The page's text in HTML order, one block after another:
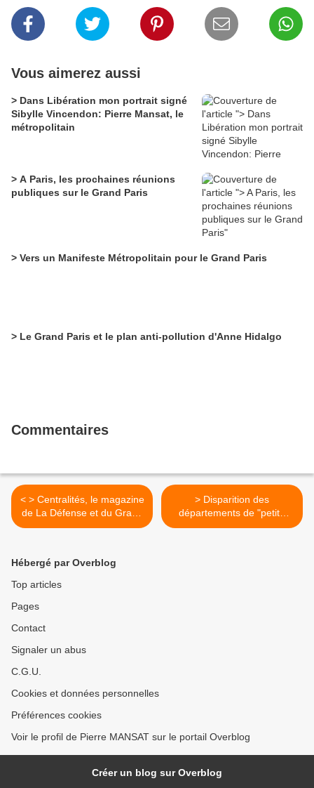
Vous aimerez aussi
> Dans Libération mon portrait signé
Sibylle Vincendon: Pierre Mansat, le
métropolitain
> A Paris, les prochaines réunions
publiques sur le Grand Paris
> Vers un Manifeste Métropolitain pour le Grand Paris
> Le Grand Paris et le plan anti-pollution d'Anne Hidalgo
Commentaires
< > Centralités, le magazine
de La Défense et du Grand
Paris
> Disparition des
départements de "petite
couronne" >
Hébergé par Overblog
Top articles
Pages
Contact
Signaler un abus
C.G.U.
Cookies et données personnelles
Préférences cookies
Voir le profil de Pierre MANSAT sur le portail Overblog
Créer un blog sur Overblog